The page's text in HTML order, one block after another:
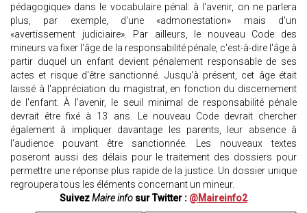
pédagogique» dans le vocabulaire pénal: à l'avenir, on ne parlera
plus, par exemple, d'une «admonestation» mais d'un
«avertissement judiciaire». Par ailleurs, le nouveau Code des
mineurs va fixer l'âge de la responsabilité pénale, c'est-à-dire l'âge à
partir duquel un enfant devient pénalement responsable de ses
actes et risque d'être sanctionné. Jusqu'à présent, cet âge était
laissé à l'appréciation du magistrat, en fonction du discernement
de l'enfant. À l'avenir, le seuil minimal de responsabilité pénale
devrait être fixé à 13 ans. Le nouveau Code devrait chercher
également à impliquer davantage les parents, leur absence à
l'audience pouvant être sanctionnée. Les nouveaux textes
poseront aussi des délais pour le traitement des dossiers pour
permettre une réponse plus rapide de la justice. Un dossier unique
regroupera tous les éléments concernant un mineur.
SuivezMaire info sur Twitter : @Maireinfo2